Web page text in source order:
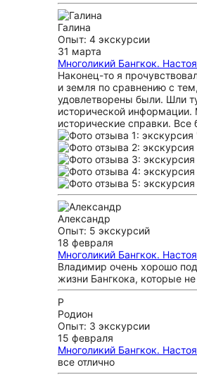
Галина
Опыт: 4 экскурсии
31 марта
Многоликий Бангкок.
Наконец-то я
и земля по сравнению с
удовлетворены были. Шли
исторической
исторические справки.
Александр
Опыт: 5 экскурсий
18 февраля
Многоликий Бангкок.
Владимир очень хорошо
жизни Бангкока, которые
Р
Родион
Опыт: 3 экскурсии
15 февраля
Многоликий Бангкок.
все отлично